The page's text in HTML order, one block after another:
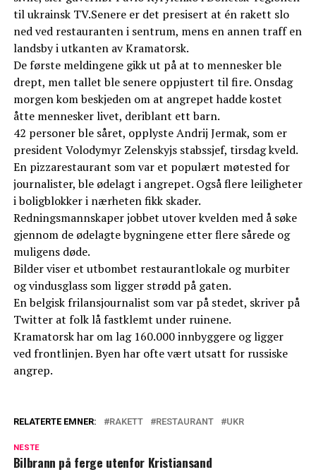
til ukrainsk TV.Senere er det presisert at én rakett slo
ned ved restauranten i sentrum, mens en annen traff en
landsby i utkanten av Kramatorsk.
De første meldingene gikk ut på at to mennesker ble
drept, men tallet ble senere oppjustert til fire. Onsdag
morgen kom beskjeden om at angrepet hadde kostet
åtte mennesker livet, deriblant ett barn.
42 personer ble såret, opplyste Andrij Jermak, som er
president Volodymyr Zelenskyjs stabssjef, tirsdag kveld.
En pizzarestaurant som var et populært møtested for
journalister, ble ødelagt i angrepet. Også flere leiligheter
i boligblokker i nærheten fikk skader.
Redningsmannskaper jobbet utover kvelden med å søke
gjennom de ødelagte bygningene etter flere sårede og
muligens døde.
Bilder viser et utbombet restaurantlokale og murbiter
og vindusglass som ligger strødd på gaten.
En belgisk frilansjournalist som var på stedet, skriver på
Twitter at folk lå fastklemt under ruinene.
Kramatorsk har om lag 160.000 innbyggere og ligger
ved frontlinjen. Byen har ofte vært utsatt for russiske
angrep.
RELATERTE EMNER: RAKETT RESTAURANT UKR
NESTE
Bilbrann på ferge utenfor Kristiansand